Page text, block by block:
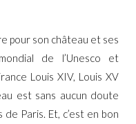
pour son château et ses
de l’Unesco et
Louis XIV, Louis XV
est sans aucun doute
de Paris. Et, c’est en bon